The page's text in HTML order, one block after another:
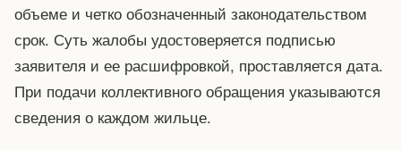
объеме и четко обозначенный законодательством
срок. Суть жалобы удостоверяется подписью
заявителя и ее расшифровкой, проставляется дата.
При подачи коллективного обращения указываются
сведения о каждом жильце.